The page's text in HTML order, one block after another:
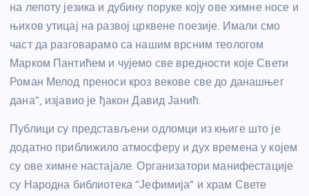
на лепоту језика и дубину поруке коју ове химне носе и
њихов утицај на развој црквене поезије. Имали смо
част да разговарамо са нашим врсним теологом
Марком Пантићем и чујемо све вредности које Свети
Роман Мелод преноси кроз векове све до данашњег
дана”, изјавио је ђакон Давид Јанић.
Публици су представљени одломци из књиге што је
додатно приближило атмосферу и дух времена у којем
су ове химне настајале. Организатори манифестације
су Народна библиотека “Јефимија” и храм Свете